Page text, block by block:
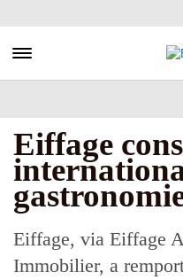
au
principal
Toggle navigation
Eiffage
Eiffage, via Eiffage
Immobilier, a